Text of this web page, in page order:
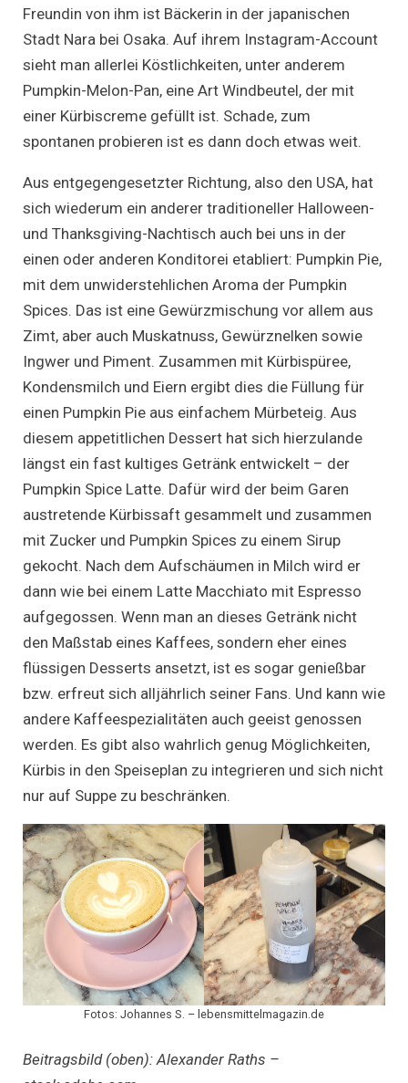
Freundin von ihm ist Bäckerin in der japanischen
Stadt Nara bei Osaka. Auf ihrem Instagram-Account
sieht man allerlei Köstlichkeiten, unter anderem
Pumpkin-Melon-Pan, eine Art Windbeutel, der mit
einer Kürbiscreme gefüllt ist. Schade, zum
spontanen probieren ist es dann doch etwas weit.
Aus entgegengesetzter Richtung, also den USA, hat
sich wiederum ein anderer traditioneller Halloween-
und Thanksgiving-Nachtisch auch bei uns in der
einen oder anderen Konditorei etabliert: Pumpkin Pie,
mit dem unwiderstehlichen Aroma der Pumpkin
Spices. Das ist eine Gewürzmischung vor allem aus
Zimt, aber auch Muskatnuss, Gewürznelken sowie
Ingwer und Piment. Zusammen mit Kürbispüree,
Kondensmilch und Eiern ergibt dies die Füllung für
einen Pumpkin Pie aus einfachem Mürbeteig. Aus
diesem appetitlichen Dessert hat sich hierzulande
längst ein fast kultiges Getränk entwickelt – der
Pumpkin Spice Latte. Dafür wird der beim Garen
austretende Kürbissaft gesammelt und zusammen
mit Zucker und Pumpkin Spices zu einem Sirup
gekocht. Nach dem Aufschäumen in Milch wird er
dann wie bei einem Latte Macchiato mit Espresso
aufgegossen. Wenn man an dieses Getränk nicht
den Maßstab eines Kaffees, sondern eher eines
flüssigen Desserts ansetzt, ist es sogar genießbar
bzw. erfreut sich alljährlich seiner Fans. Und kann wie
andere Kaffeespezialitäten auch geeist genossen
werden. Es gibt also wahrlich genug Möglichkeiten,
Kürbis in den Speiseplan zu integrieren und sich nicht
nur auf Suppe zu beschränken.
Fotos: Johannes S. – lebensmittelmagazin.de
Beitragsbild (oben): Alexander Raths –